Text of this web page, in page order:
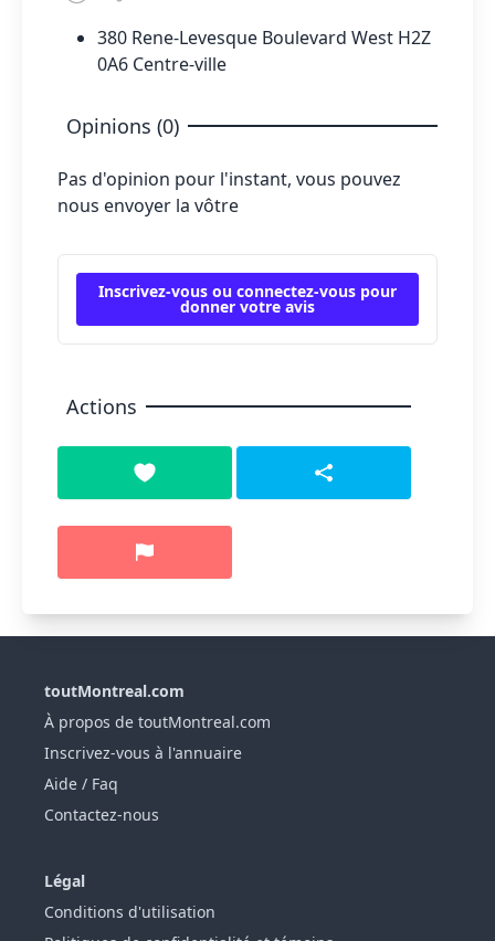
380 Rene-Levesque Boulevard West H2Z
0A6 Centre-ville
Opinions (0)
Pas d'opinion pour l'instant, vous pouvez
nous envoyer la vôtre
Inscrivez-vous ou connectez-vous pour
donner votre avis
Actions
toutMontreal.com
À propos de toutMontreal.com
Inscrivez-vous à l'annuaire
Aide / Faq
Contactez-nous
Légal
Conditions d'utilisation